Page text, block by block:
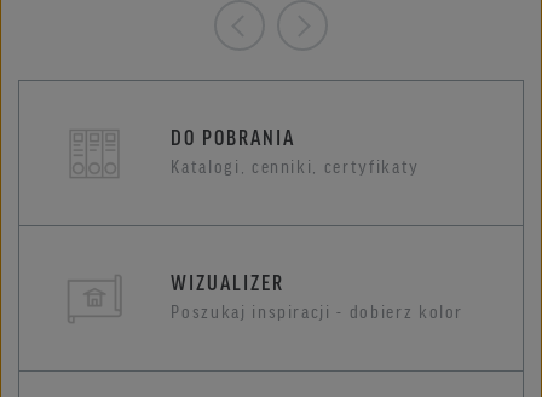
DO POBRANIA
Katalogi, cenniki, certyfikaty
WIZUALIZER
Poszukaj inspiracji - dobierz kolor